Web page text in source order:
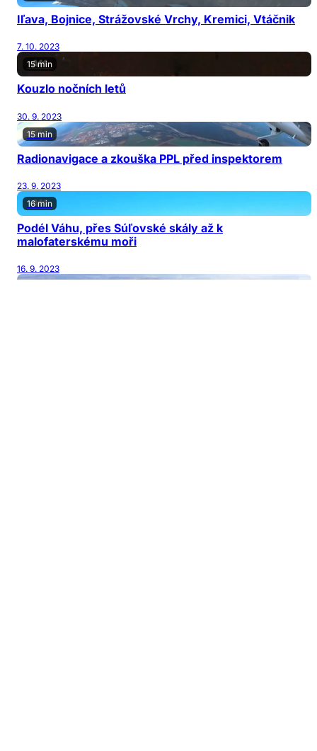
Iľava, Bojnice, Strážovské Vrchy, Kremici, Vtáčnik
7. 10. 2023
15 min
Kouzlo nočních letů
30. 9. 2023
15 min
Radionavigace a zkouška PPL před inspektorem
23. 9. 2023
16 min
Podél Váhu, přes Súľovské skály až k
malofaterskému moři
16. 9. 2023